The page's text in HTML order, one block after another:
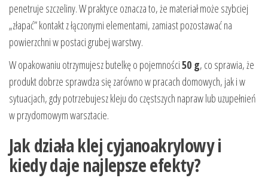
penetruje szczeliny. W praktyce oznacza to, że materiał może szybciej
„złapać” kontakt z łączonymi elementami, zamiast pozostawać na
powierzchni w postaci grubej warstwy.
W opakowaniu otrzymujesz butelkę o pojemności50 g, co sprawia, że
produkt dobrze sprawdza się zarówno w pracach domowych, jak i w
sytuacjach, gdy potrzebujesz kleju do częstszych napraw lub uzupełnień
w przydomowym warsztacie.
Jak działa klej cyjanoakrylowy i
kiedy daje najlepsze efekty?